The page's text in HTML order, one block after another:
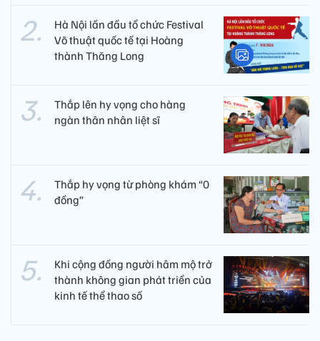
Hà Nội lần đầu tổ chức Festival
Võ thuật quốc tế tại Hoàng
thành Thăng Long
Thắp lên hy vọng cho hàng
ngàn thân nhân liệt sĩ
Thắp hy vọng từ phòng khám “0
đồng”
Khi cộng đồng người hâm mộ trở
thành không gian phát triển của
kinh tế thể thao số